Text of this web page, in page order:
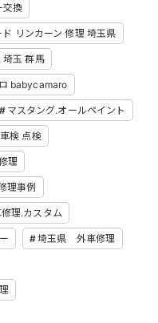
交換
ド リンカーン 修理 埼玉県
埼玉 群馬
babycamaro
マスタング.オールペイント
検 点検
理
理事例
理.カスタム
埼玉県 外車修理